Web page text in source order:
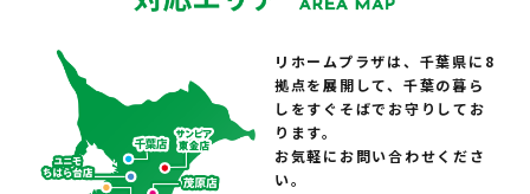
リホームプラザは、千葉県に8
拠点を展開して、千葉の暮ら
しをすぐそばでお守りしてお
ります。
お気軽にお問い合わせくださ
い。